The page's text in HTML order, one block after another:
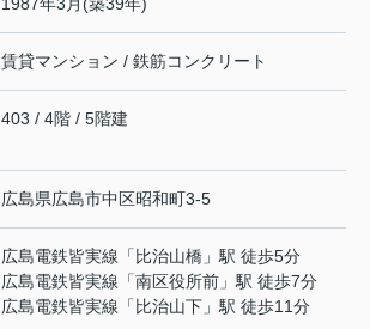
賃貸マンション / 鉄筋コンクリート
403 / 4階 / 5階建
広島県広島市中区昭和町3-5
広島電鉄皆実線 「 比治山橋 」駅 徒歩5分
広島電鉄皆実線 「南区役所前 」駅 徒歩7分
広島電鉄皆実線 「 比治山下 」駅 徒歩11分